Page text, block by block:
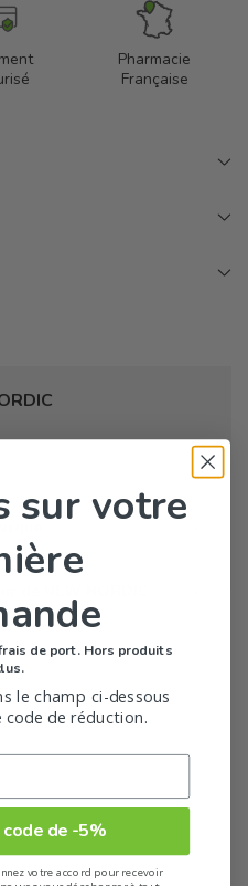
Pharmacie
Française
sur votre
de port. Hors produits
le champ ci-dessous
de réduction.
de -5%
votre accord pour recevoir